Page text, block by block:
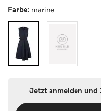
Farbe: marine
Jetzt anmelden und